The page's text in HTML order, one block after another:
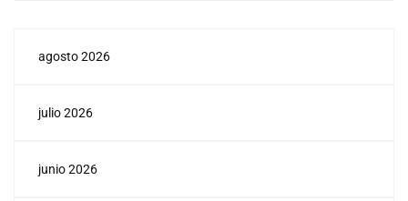
agosto 2026
julio 2026
junio 2026